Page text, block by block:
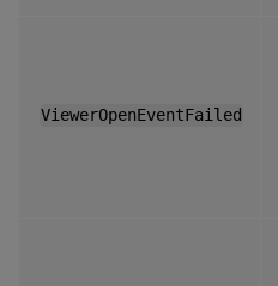
ViewerOpenEventFailed